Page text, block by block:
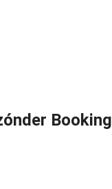
Booking